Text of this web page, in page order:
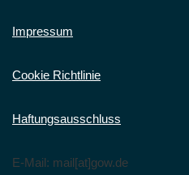
Impressum
Cookie Richtlinie
Haftungsausschluss
E-Mail: mail[at]gow.de